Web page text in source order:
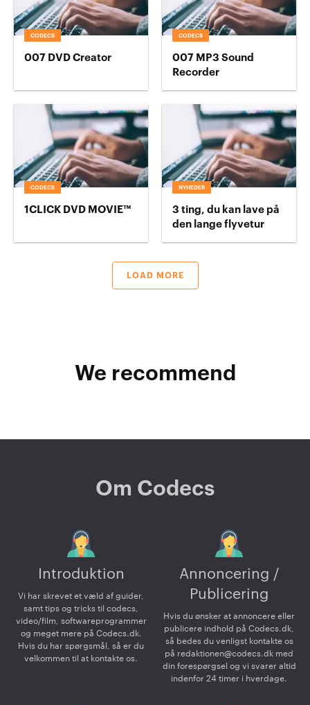
CODECS
007 DVD Creator
CODECS
007 MP3 Sound
Recorder
CODECS
1CLICK DVD MOVIE™
NYHEDER
3 ting, du kan lave på
den lange flyvetur
LOAD MORE
We recommend
Om Codecs
Introduktion
Vi har skrevet et væld af guider,
samt tips og tricks til codecs,
video/film, softwareprogrammer
og meget mere på Codecs.dk.
Hvis du har spørgsmål, så er du
velkommen til at kontakte os.
Annoncering /
Publicering
Hvis du ønsker at annoncere eller
publicere indhold på Codecs.dk,
så bedes du venligst kontakte os
på redaktionen@codecs.dk med
din forespørgsel og vi svarer altid
indenfor 24 timer i hverdage.